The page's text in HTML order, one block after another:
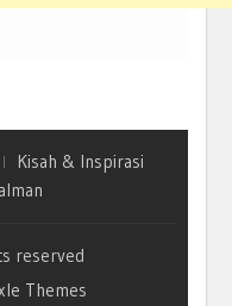
Kisah & Inspirasi
reserved
Themes